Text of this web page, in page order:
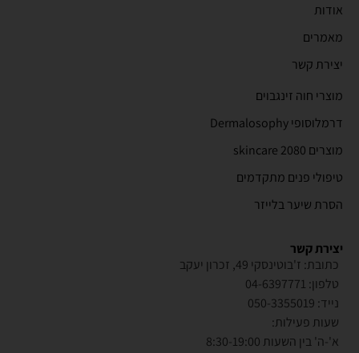
יצירת קשר
כתובת: ז'בוטינסקי 49, זכרון יעקב
טלפון: 04-6397771
נייד: 050-3355019
שעות פעילות:
א'-ה' בין השעות 8:30-19:00
אודות
מאמרים
יצירת קשר
מוצרי חוה זינגבוים
דרמלוסופי Dermalosophy
מוצרים 2080 skincare
טיפולי פנים מתקדמים
הסרת שיער בלייזר